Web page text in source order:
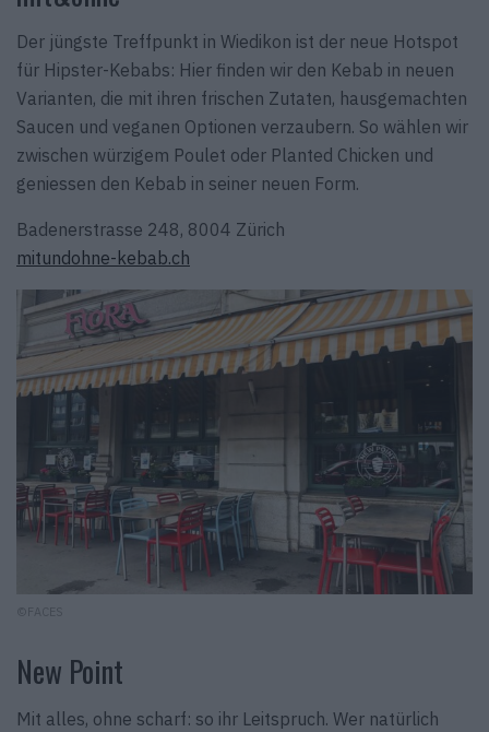
Der jüngste Treffpunkt in Wiedikon ist der neue Hotspot
für Hipster-Kebabs: Hier finden wir den Kebab in neuen
Varianten, die mit ihren frischen Zutaten, hausgemachten
Saucen und veganen Optionen verzaubern. So wählen wir
zwischen würzigem Poulet oder Planted Chicken und
geniessen den Kebab in seiner neuen Form.
Badenerstrasse 248, 8004 Zürich
mitundohne-kebab.ch
©FACES
New Point
Mit alles, ohne scharf: so ihr Leitspruch. Wer natürlich